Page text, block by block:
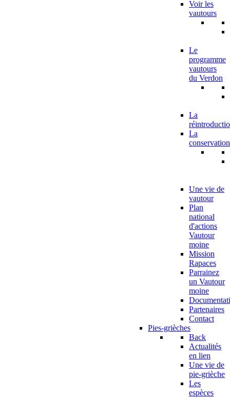
Voir les
vautours
Le
programme
vautours
du Verdon
La
La
conservation
Une vie de
vautour
Plan
national
d'actions
Vautour
moine
Mission
Rapaces
Parrainez
un Vautour
moine
Partenaires
Contact
Pies-grièches
Back
Actualités
en lien
Une vie de
pie-grièche
Les
espèces